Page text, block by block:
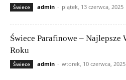
Świece admin - piątek, 13 czerwca, 2025
Świece Parafinowe – Najlepsze
Roku
Świece admin - wtorek, 10 czerwca, 2025